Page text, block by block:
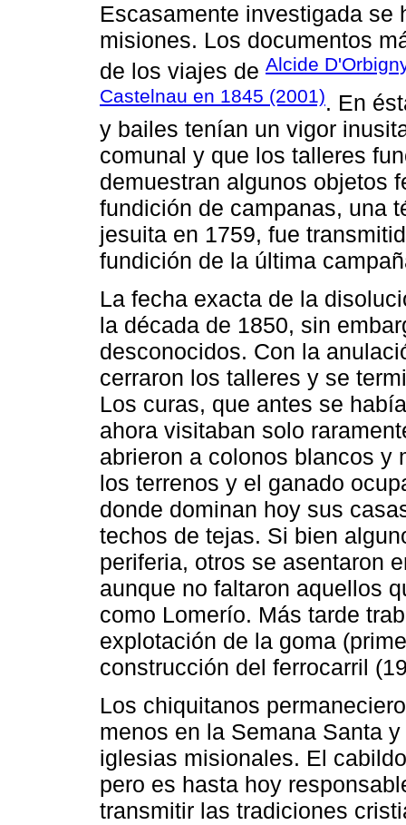
Escasamente investigada se
misiones. Los documentos
de los viajes de Alcide
Castelnau en 1845 (2001). En
y bailes tenían un vigor
comunal y que los talleres
demuestran algunos objetos
fundición de campanas, una
jesuita en 1759, fue
fundición de la última
La fecha exacta de la
la década de 1850, sin
desconocidos. Con la
cerraron los talleres y se
Los curas, que antes se
ahora visitaban solo
abrieron a colonos blancos y
los terrenos y el ganado
donde dominan hoy sus
techos de tejas. Si bien
periferia, otros se asentaron
aunque no faltaron aquellos
como Lomerío. Más tarde
explotación de la goma
construcción del ferrocarril
Los chiquitanos
menos en la Semana Santa
iglesias misionales. El
pero es hasta hoy
transmitir las tradiciones